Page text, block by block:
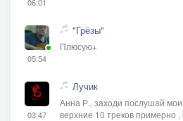
05:54
"Грёзы"
Плюсую+
03:47
Лучик
Анна Р., заходи послушай мои
верхние 10 треков примерно